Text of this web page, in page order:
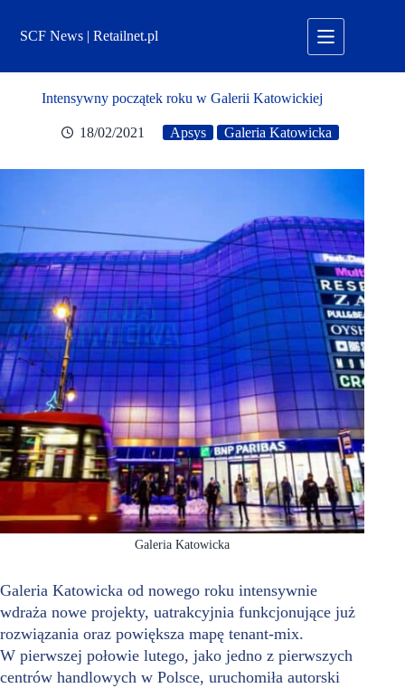
treściSCF News | Retailnet.pl
Intensywny początek roku w Galerii Katowickiej
18/02/2021 Apsys Galeria Katowicka
Galeria Katowicka
Galeria Katowicka od nowego roku intensywnie
wdraża nowe projekty, uatrakcyjnia funkcjonujące już
rozwiązania oraz powiększa mapę tenant-mix.
W pierwszej połowie lutego, jako jedno z pierwszych
centrów handlowych w Polsce, uruchomiła autorski